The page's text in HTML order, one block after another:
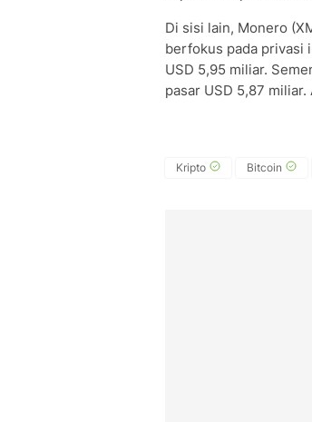
Di sisi lain, Monero
berfokus pada privasi
USD 5,95 miliar.
pasar USD 5,87 miliar.
Kripto Bitcoin